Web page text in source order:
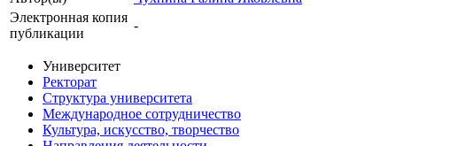
Электронная копия
публикации
-
Университет
Ректорат
Структура университета
Международное сотрудничество
Культура, искусство, творчество